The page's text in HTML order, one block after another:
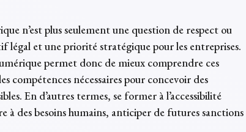
n’est plus seulement une question de respect ou
légal et une priorité stratégique pour les entreprises.
permet donc de mieux comprendre ces
compétences nécessaires pour concevoir des
En d’autres termes, se former à l’accessibilité
à des besoins humains, anticiper de futures sanctions